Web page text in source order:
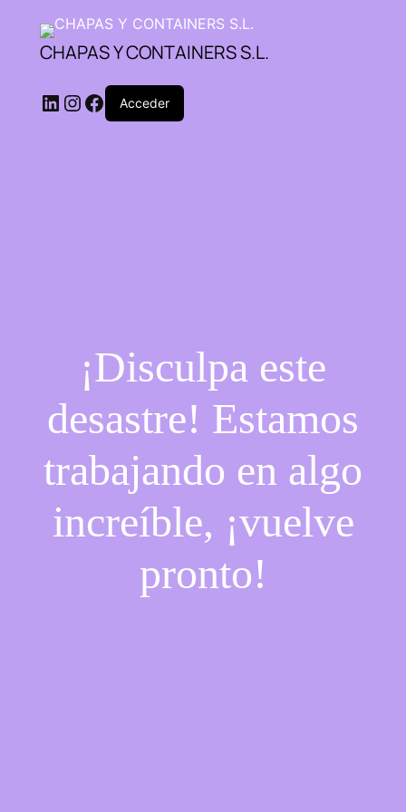
CHAPAS Y CONTAINERS S.L.
Acceder
¡Disculpa este
desastre! Estamos
trabajando en algo
increíble, ¡vuelve
pronto!